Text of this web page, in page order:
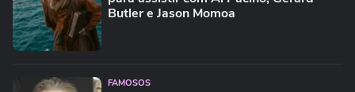
Butler e Jason Momoa
FAMOSOS